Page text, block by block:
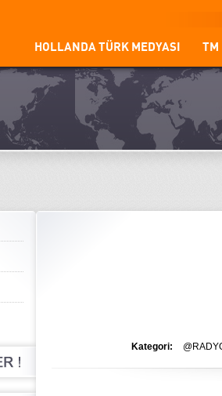
HOLLANDA TÜRK MEDYASI TM
Kategori: